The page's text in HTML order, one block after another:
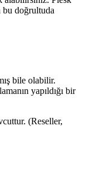
bu doğrultuda
bile olabilir.
yapıldığı bir
(Reseller,